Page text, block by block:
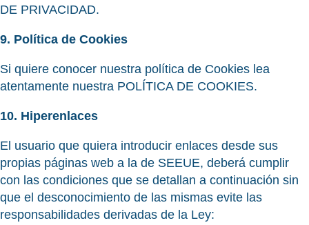
DE PRIVACIDAD.
9. Política de Cookies
Si quiere conocer nuestra política de Cookies lea
atentamente nuestra POLÍTICA DE COOKIES.
10. Hiperenlaces
El usuario que quiera introducir enlaces desde sus
propias páginas web a la de SEEUE, deberá cumplir
con las condiciones que se detallan a continuación sin
que el desconocimiento de las mismas evite las
responsabilidades derivadas de la Ley: